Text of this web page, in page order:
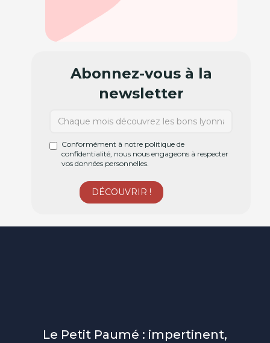
Abonnez-vous à la
newsletter
Conformément à notre politique de
confidentialité, nous nous engageons à respecter
vos données personnelles.
Le Petit Paumé : impertinent,